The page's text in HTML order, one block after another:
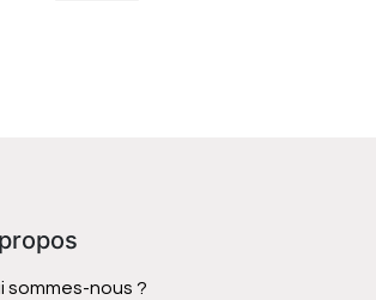
sommes-nous ?